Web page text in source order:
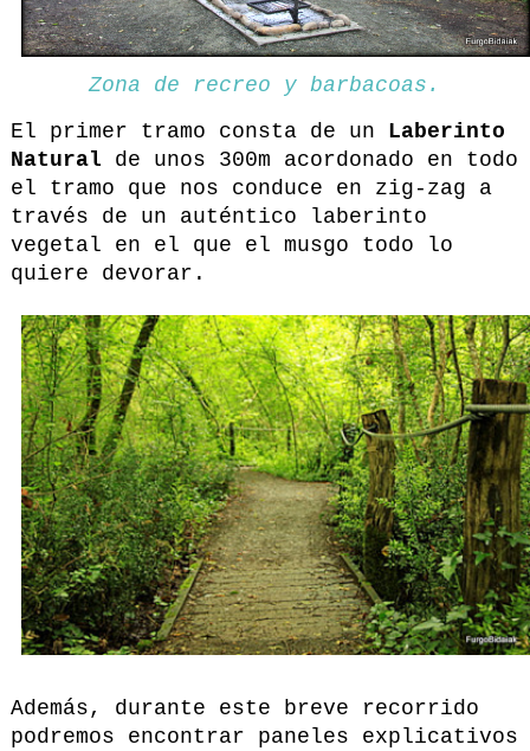
Zona de recreo y barbacoas.
El primer tramo consta de un Laberinto
Natural de unos 300m acordonado en todo
el tramo que nos conduce en zig-zag a
través de un auténtico laberinto
vegetal en el que el musgo todo lo
quiere devorar.
Además, durante este breve recorrido
podremos encontrar paneles explicativos